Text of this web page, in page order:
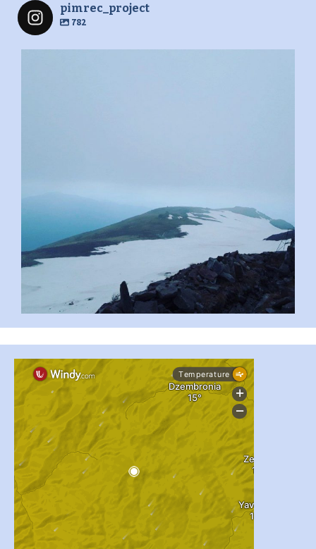
pimrec_project
782
...
pimrec_project